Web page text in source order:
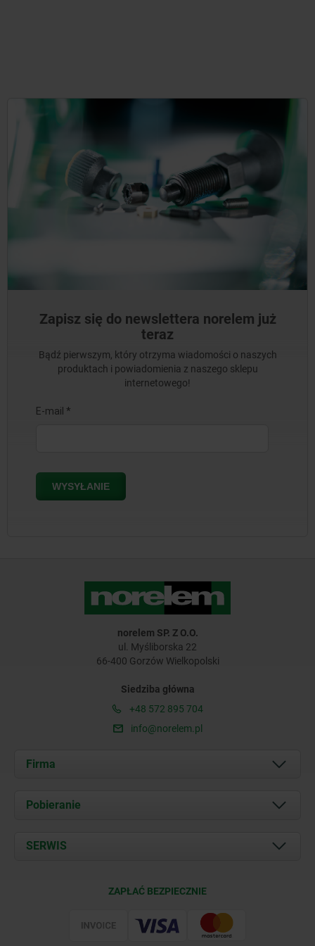
Zapisz się do newslettera norelem już
teraz
Bądź pierwszym, który otrzyma wiadomości o naszych
produktach i powiadomienia z naszego sklepu
internetowego!
norelem SP. Z O.O.
ul. Myśliborska 22
66-400 Gorzów Wielkopolski
Siedziba główna
+48 572 895 704
info@norelem.pl
Firma
O nas
Kontakt
Pobieranie
Documents
SERWIS
ZAPŁAĆ BEZPIECZNIE